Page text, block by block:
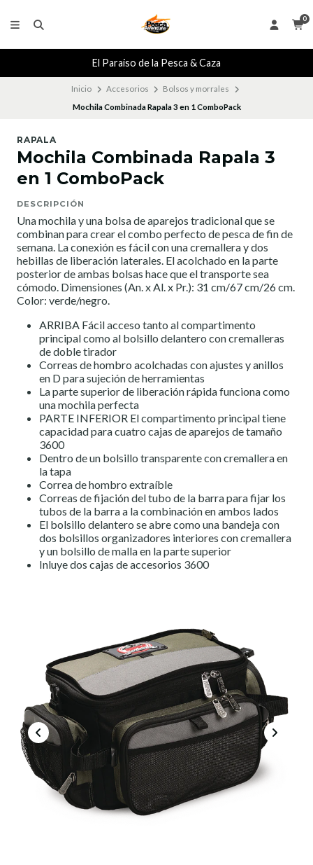
0
El Paraiso de la Pesca & Caza
Inicio Accesorios
Bolsos y morrales
Mochila Combinada Rapala 3 en 1 ComboPack
RAPALA
Mochila Combinada Rapala 3
en 1 ComboPack
DESCRIPCIÓN
Una mochila y una bolsa de aparejos tradicional que se
combinan para crear el combo perfecto de pesca de fin de
semana. La conexión es fácil con una cremallera y dos
hebillas de liberación laterales. El acolchado en la parte
posterior de ambas bolsas hace que el transporte sea
cómodo. Dimensiones (An. x Al. x Pr.): 31 cm/67 cm/26 cm.
Color: verde/negro.
ARRIBA Fácil acceso tanto al compartimento
principal como al bolsillo delantero con cremalleras
de doble tirador
Correas de hombro acolchadas con ajustes y anillos
en D para sujeción de herramientas
La parte superior de liberación rápida funciona como
una mochila perfecta
PARTE INFERIOR El compartimento principal tiene
capacidad para cuatro cajas de aparejos de tamaño
3600
Dentro de un bolsillo transparente con cremallera en
la tapa
Correa de hombro extraíble
Correas de fijación del tubo de la barra para fijar los
tubos de la barra a la combinación en ambos lados
El bolsillo delantero se abre como una bandeja con
dos bolsillos organizadores interiores con cremallera
y un bolsillo de malla en la parte superior
Inluye dos cajas de accesorios 3600